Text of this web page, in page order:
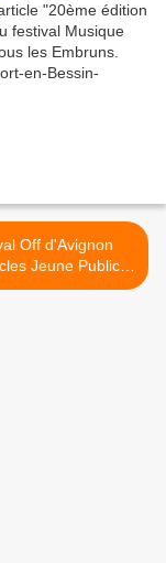
Off d'Avignon
Jeune Public).
05 au 26 juillet 2025. >